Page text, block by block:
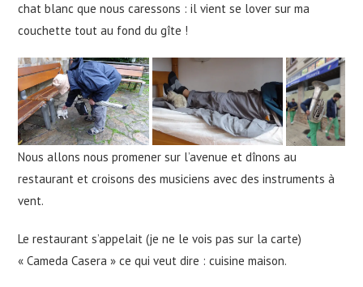
chat blanc que nous caressons : il vient se lover sur ma
couchette tout au fond du gîte !
Nous allons nous promener sur l’avenue et dînons au
restaurant et croisons des musiciens avec des instruments à
vent.
Le restaurant s’appelait (je ne le vois pas sur la carte)
« Cameda Casera » ce qui veut dire : cuisine maison.